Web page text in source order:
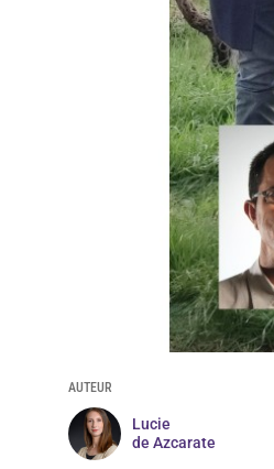
AUTEUR
Lucie
de Azcarate